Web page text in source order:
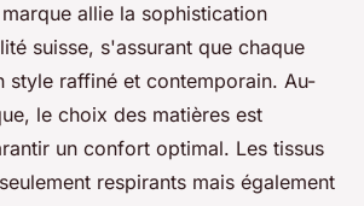
allie la sophistication
suisse, s'assurant que chaque
style raffiné et contemporain. Au-
le choix des matières est
un confort optimal. Les tissus
respirants mais également